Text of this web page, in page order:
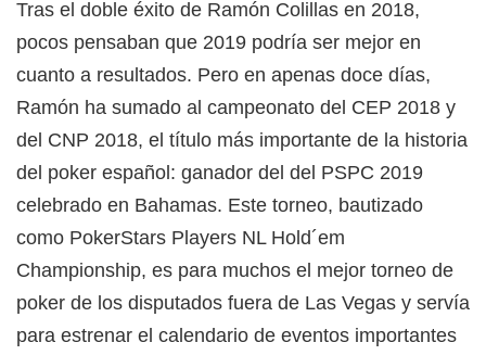
Tras el doble éxito de Ramón Colillas en 2018,
pocos pensaban que 2019 podría ser mejor en
cuanto a resultados. Pero en apenas doce días,
Ramón ha sumado al campeonato del CEP 2018 y
del CNP 2018, el título más importante de la historia
del poker español: ganador del del PSPC 2019
celebrado en Bahamas. Este torneo, bautizado
como PokerStars Players NL Hold´em
Championship, es para muchos el mejor torneo de
poker de los disputados fuera de Las Vegas y servía
para estrenar el calendario de eventos importantes